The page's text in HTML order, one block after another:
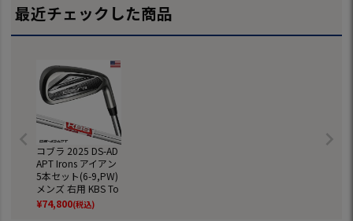
ゴルフクラブ
最近チェックした商品
コブラ 2025 DS-AD
APT Irons アイアン
5本セット(6-9,PW)
メンズ 右用 KBS To
ur Lite スチールシ
ャフト装着 USA直
¥74,800(税込)